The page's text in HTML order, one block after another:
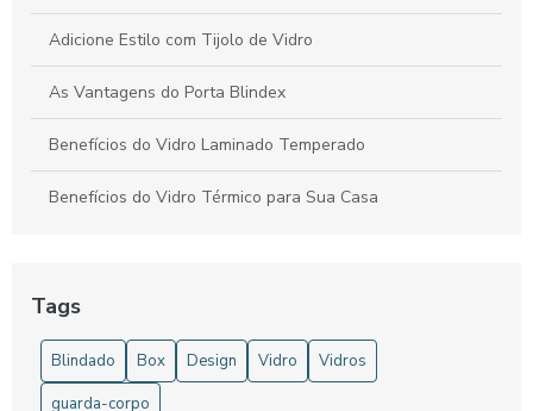
Adicione Estilo com Tijolo de Vidro
As Vantagens do Porta Blindex
Benefícios do Vidro Laminado Temperado
Benefícios do Vidro Térmico para Sua Casa
Blindex banheiro preço: descubra como escolher o melhor
custo-benefício para seu projeto
Blindex Banheiro: 7 Vantagens que Você Precisa Conhecer
Tags
Blindado Box Design Vidro
Vidros
guarda-corpo